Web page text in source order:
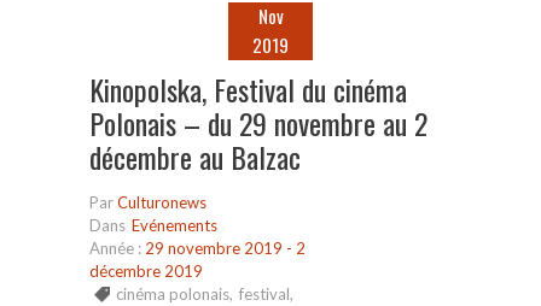
Nov
2019
Kinopolska, Festival du cinéma
Polonais – du 29 novembre au 2
décembre au Balzac
ParCulturonews
Dans Evénements
Année : 29 novembre 2019 - 2
décembre 2019
cinéma polonais, festival,